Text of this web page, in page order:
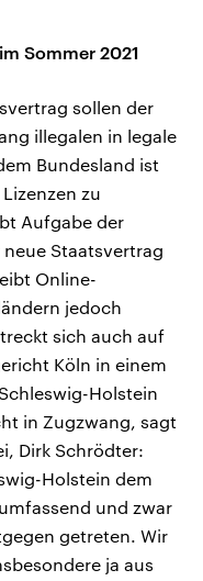
Sommer 2021
sollen der
illegalen in legale
Bundesland ist
zu
Aufgabe der
Staatsvertrag
Online-
jedoch
sich auch auf
Köln in einem
Holstein
in Zugzwang, sagt
Dirk Schrödter:
Holstein dem
und zwar
getreten. Wir
ja aus